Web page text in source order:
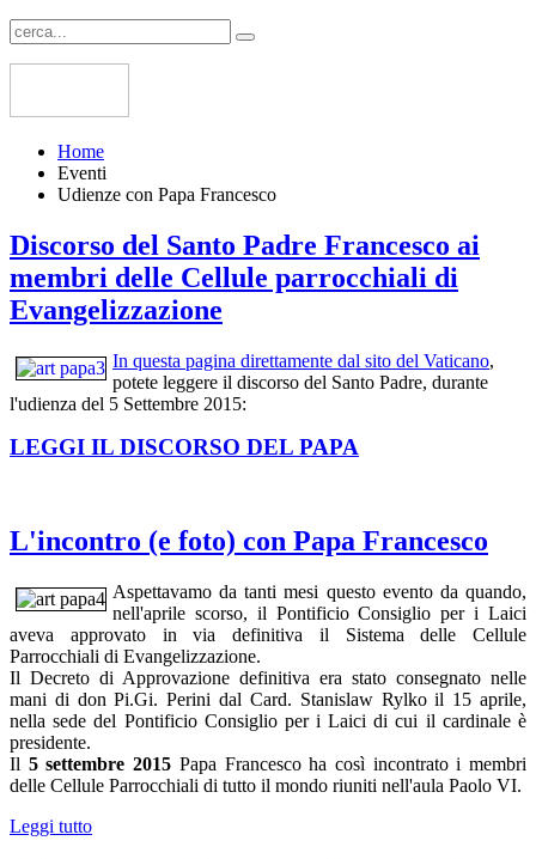
Home
Eventi
Udienze con Papa Francesco
Discorso del Santo Padre Francesco ai
membri delle Cellule parrocchiali di
Evangelizzazione
In questa pagina direttamente dal sito del Vaticano,
potete leggere il discorso del Santo Padre, durante
l'udienza del 5 Settembre 2015:
LEGGI IL DISCORSO DEL PAPA
L'incontro (e foto) con Papa Francesco
Aspettavamo da tanti mesi questo evento da quando,
nell'aprile scorso, il Pontificio Consiglio per i Laici
aveva approvato in via definitiva il Sistema delle Cellule
Parrocchiali di Evangelizzazione.
Il Decreto di Approvazione definitiva era stato consegnato nelle
mani di don Pi.Gi. Perini dal Card. Stanislaw Rylko il 15 aprile,
nella sede del Pontificio Consiglio per i Laici di cui il cardinale è
presidente.
Il 5 settembre 2015 Papa Francesco ha così incontrato i membri
delle Cellule Parrocchiali di tutto il mondo riuniti nell'aula Paolo VI.
Leggi tutto